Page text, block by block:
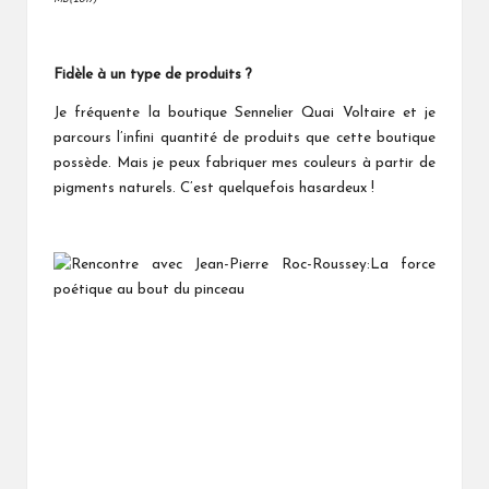
Fidèle à un type de produits ?
Je fréquente la boutique Sennelier Quai Voltaire et je
parcours l’infini quantité de produits que cette boutique
possède. Mais je peux fabriquer mes couleurs à partir de
pigments naturels. C’est quelquefois hasardeux !